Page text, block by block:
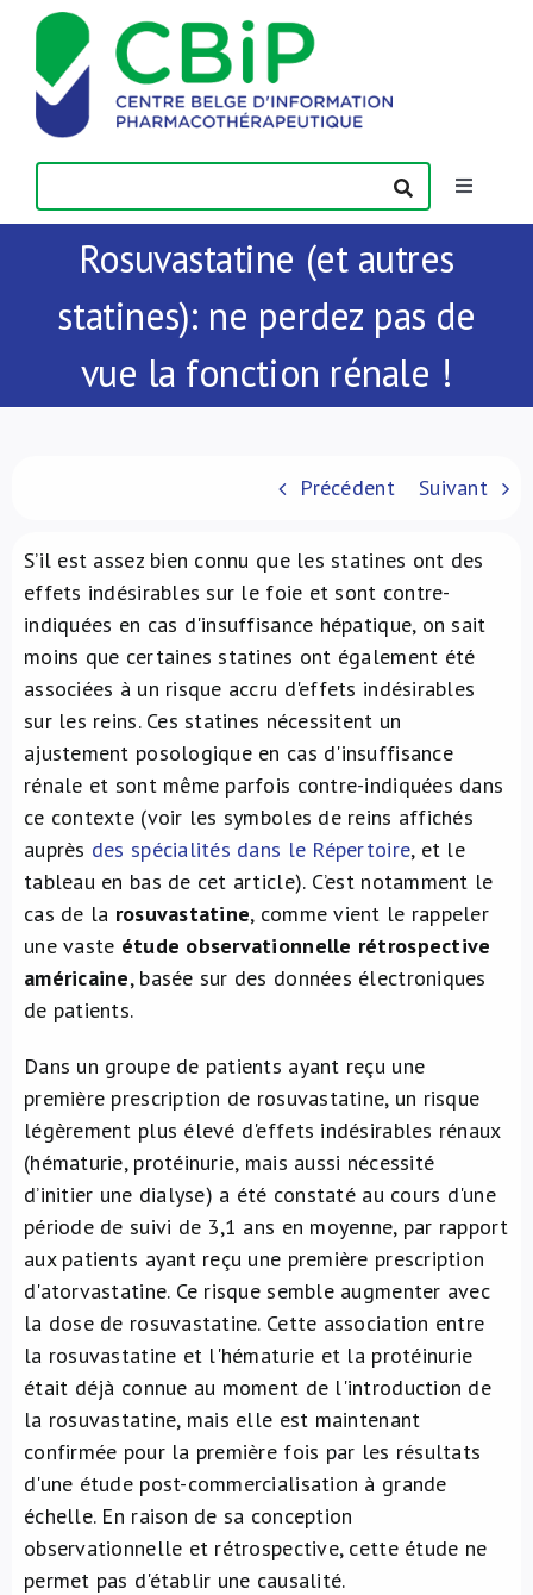
Passer
contenu
Toggle
Actualités
Publications
Formations
À propos de nous
Rosuvastatine (et autres
statines): ne perdez pas de
vue la fonction rénale !
Précédent Suivant
S’il est assez bien connu que les statines ont des
effets indésirables sur le foie et sont contre-
indiquées en cas d'insuffisance hépatique, on sait
moins que certaines statines ont également été
associées à un risque accru d'effets indésirables
sur les reins. Ces statines nécessitent un
ajustement posologique en cas d'insuffisance
rénale et sont même parfois contre-indiquées dans
ce contexte (voir les symboles de reins affichés
auprès des spécialités dans le Répertoire, et le
tableau en bas de cet article). C’est notamment le
cas de la rosuvastatine, comme vient le rappeler
une vaste étude observationnelle rétrospective
américaine, basée sur des données électroniques
de patients.
Dans un groupe de patients ayant reçu une
première prescription de rosuvastatine, un risque
légèrement plus élevé d'effets indésirables rénaux
(hématurie, protéinurie, mais aussi nécessité
d’initier une dialyse) a été constaté au cours d'une
période de suivi de 3,1 ans en moyenne, par rapport
aux patients ayant reçu une première prescription
d'atorvastatine. Ce risque semble augmenter avec
la dose de rosuvastatine. Cette association entre
la rosuvastatine et l'hématurie et la protéinurie
était déjà connue au moment de l'introduction de
la rosuvastatine, mais elle est maintenant
confirmée pour la première fois par les résultats
d'une étude post-commercialisation à grande
échelle. En raison de sa conception
observationnelle et rétrospective, cette étude ne
permet pas d'établir une causalité.